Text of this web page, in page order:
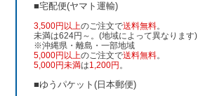
■宅配便(ヤマト運輸)
3,500円以上のご注文で送料無料。
未満は624円～。(地域によって異なります)
※沖縄県・離島・一部地域
5,000円以上のご注文で送料無料。
5,000円未満は1,200円 。
■ゆうパケット(日本郵便)